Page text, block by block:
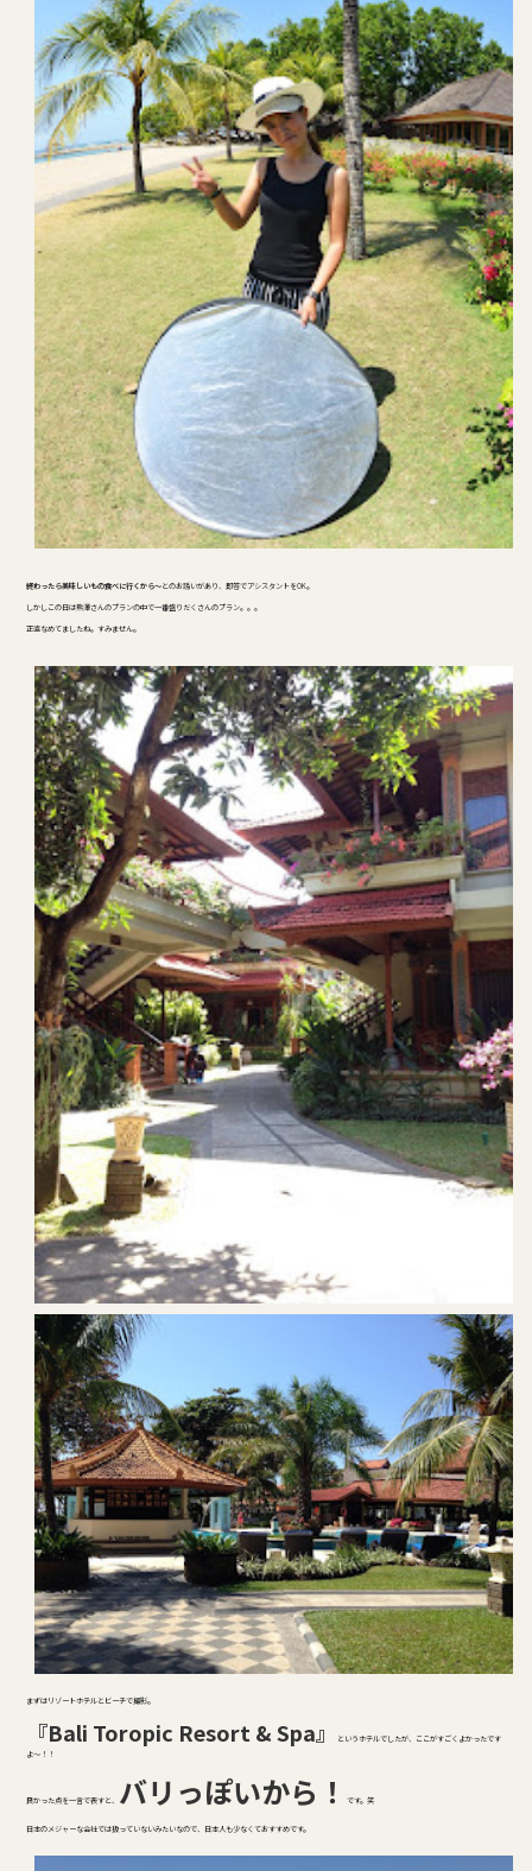
終わったら美味しいもの食べに行くから～とのお誘いがあり、即答でアシスタントをOK。
しかしこの日は熊澤さんのプランの中で一番盛りだくさんのプラン。。。
正直なめてましたね。すみません。
まずはリゾートホテルとビーチで撮影。
『Bali Toropic Resort & Spa』
というホテルでしたが、ここがすごくよかったです
よ～！！
良かった点を一言で表すと、 バリっぽいから！です。笑
日本のメジャーな会社では扱っていないみたいなので、日本人も少なくておすすめです。